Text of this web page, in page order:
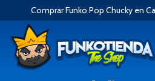
Comprar Funko Pop Chucky en